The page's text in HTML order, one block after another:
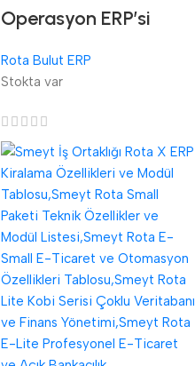
Operasyon ERP’si
Rota Bulut ERP
Stokta var